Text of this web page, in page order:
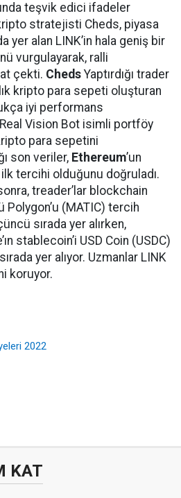
teşvik edici ifadeler
stratejisti Cheds, piyasa
yer alan LINK’in hala geniş bir
vurgulayarak, ralli
çekti. Cheds Yaptırdığı trader
kripto para sepeti oluşturan
iyi performans
Vision Bot isimli portföy
para sepetini
son veriler, Ethereum’un
ilk tercihi olduğunu doğruladı.
treader’lar blockchain
(MATIC) tercih
sırada yer alırken,
stablecoin’i USD Coin (USDC)
yer alıyor. Uzmanlar LINK
koruyor.
2022
KAT